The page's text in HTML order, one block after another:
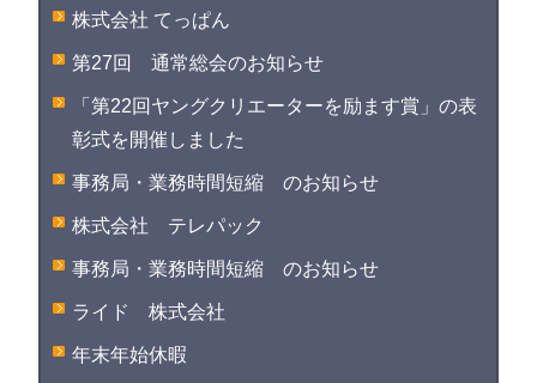
株式会社 てっぱん
第27回 通常総会のお知らせ
「第22回ヤングクリエーターを励ます賞」の表
彰式を開催しました
事務局・業務時間短縮 のお知らせ
株式会社 テレパック
事務局・業務時間短縮 のお知らせ
ライド 株式会社
年末年始休暇